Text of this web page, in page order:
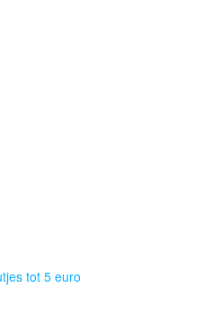
tot 5 euro